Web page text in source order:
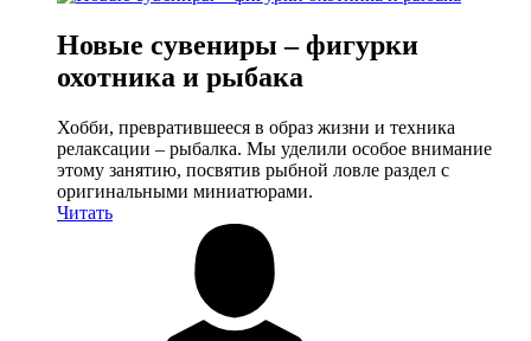
Новые сувениры – фигурки
охотника и рыбака
Хобби, превратившееся в образ жизни и техника
релаксации – рыбалка. Мы уделили особое внимание
этому занятию, посвятив рыбной ловле раздел с
оригинальными миниатюрами.
Читать